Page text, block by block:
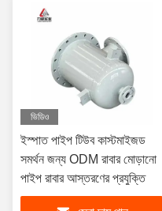
ভিডিও
ইস্পাত পাইপ টিউব কাস্টমাইজড
সমর্থন জন্য ODM রাবার মোড়ানো
পাইপ রাবার আস্তরণের প্রযুক্তি